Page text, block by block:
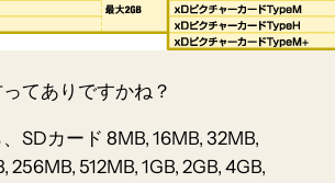
てありですかね？
SDカード 8MB, 16MB, 32MB,
256MB, 512MB, 1GB, 2GB, 4GB,